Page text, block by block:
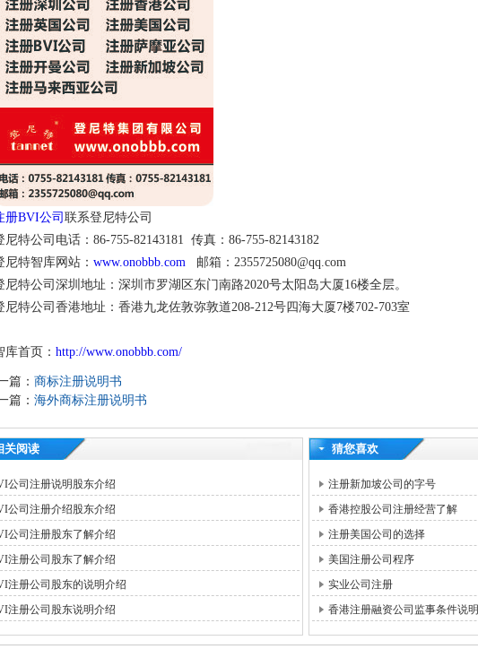
册BVI公司 联系登尼特公司
尼特公司电话：86-755-82143181 传真：86-755-82143182
尼特智库网站： www.onobbb.com 邮箱：2355725080@qq.com
尼特公司深圳地址：深圳市罗湖区东门南路2020号太阳岛大厦16楼全层。
尼特公司香港地址：香港九龙佐敦弥敦道208-212号四海大厦7楼702-703室
库首页： http://www.onobbb.com/
篇： 商标注册说明书
篇： 海外商标注册说明书
关阅读
公司注册说明股东介绍
公司注册介绍股东介绍
公司注册股东了解介绍
注册公司股东了解介绍
注册公司股东的说明介绍
注册公司股东说明介绍
猜您喜欢
注册新加坡公司的字号
香港控股公司注册经营了解
注册美国公司的选择
美国注册公司程序
实业公司注册
香港注册融资公司监事条件说明